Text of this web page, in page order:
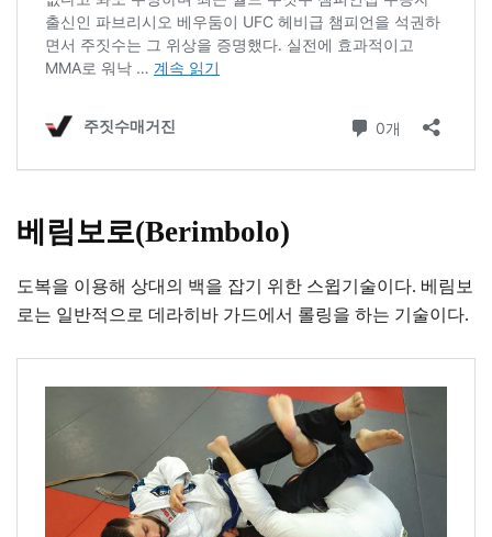
베림보로(Berimbolo)
도복을 이용해 상대의 백을 잡기 위한 스윕기술이다. 베림보
로는 일반적으로 데라히바 가드에서 롤링을 하는 기술이다.